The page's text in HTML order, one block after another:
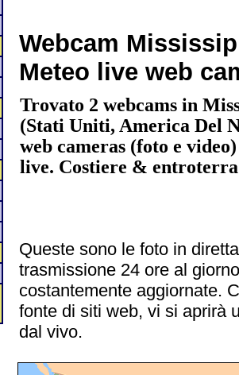
Webcam
Meteo live web
Trovato 2 webcams in
(Stati Uniti, America Del
web cameras (foto e
live. Costiere & entroterra
Queste sono le foto in
trasmissione 24 ore al
costantemente aggiornate.
fonte di siti web, vi si aprirà
dal vivo.